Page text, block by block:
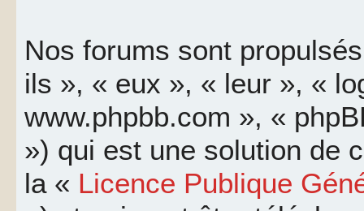
Nos forums sont
ils », « eux », « leur », «
www.phpbb.com », «
») qui est une solution de
la « Licence Publique